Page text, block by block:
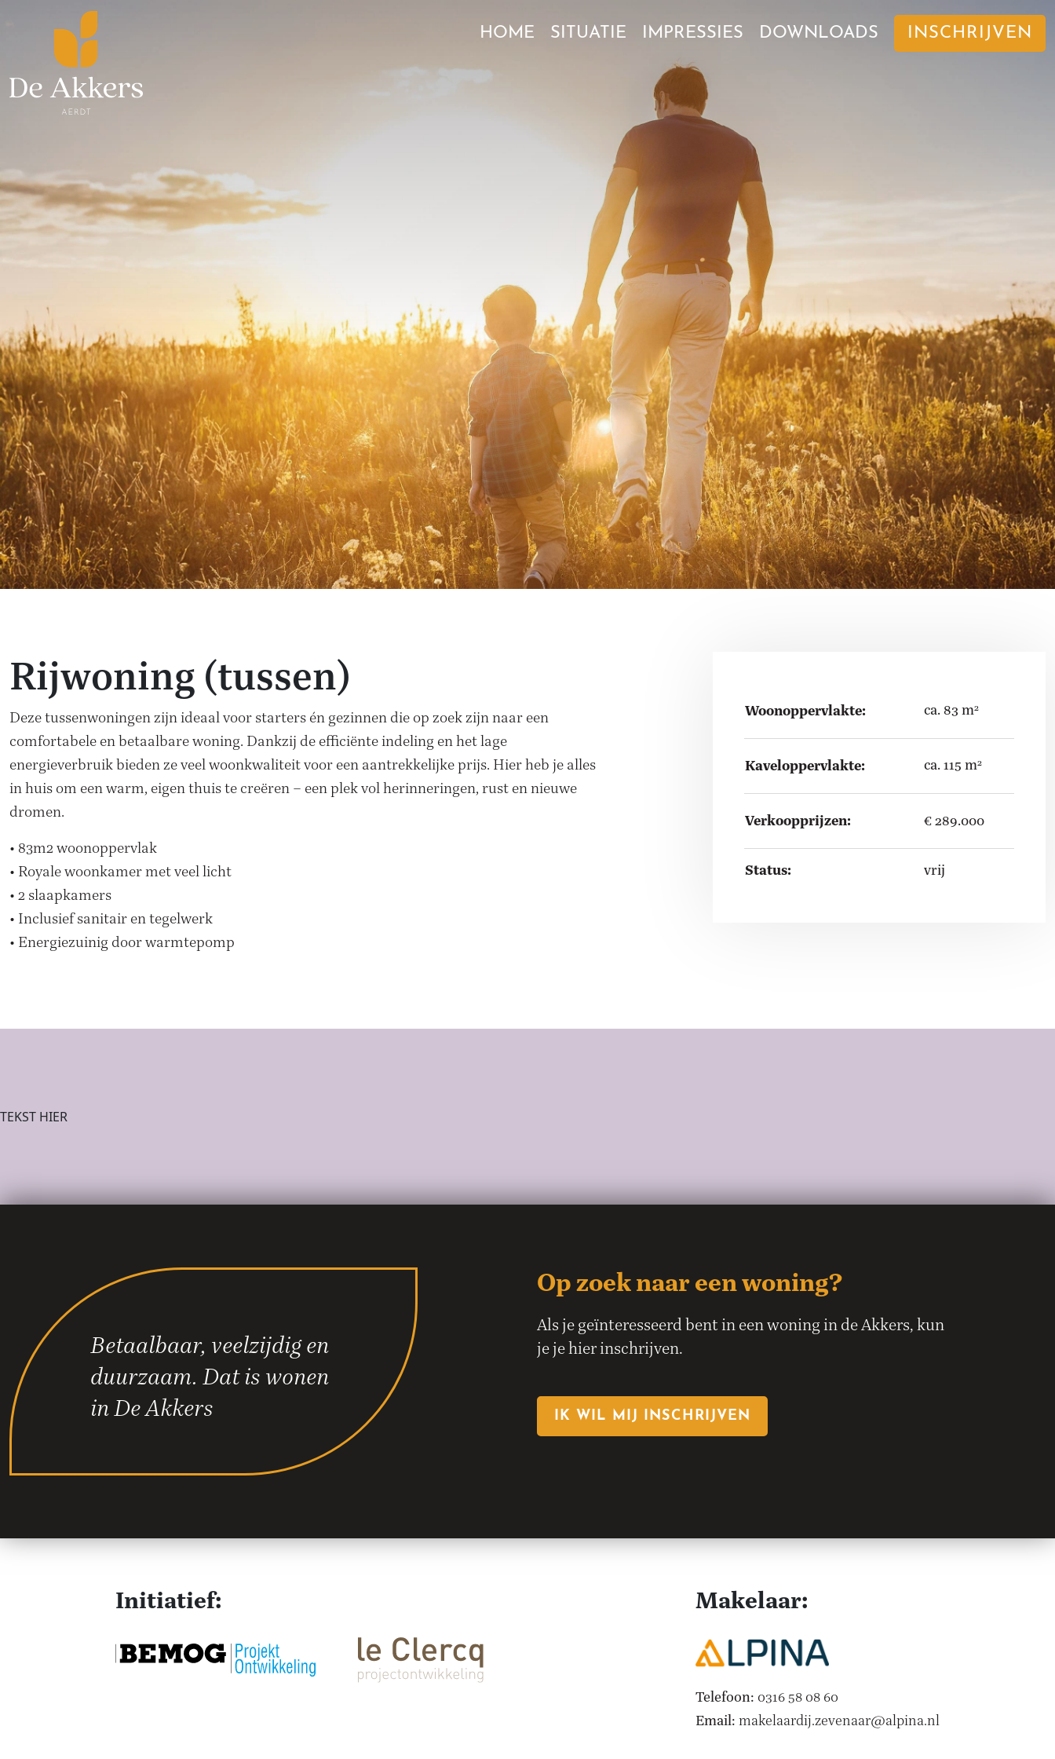
HOME SITUATIE IMPRESSIES DOWNLOADS INSCHRIJVEN
Rijwoning (tussen)
Deze tussenwoningen zijn ideaal voor starters én gezinnen die op zoek zijn naar een
comfortabele en betaalbare woning. Dankzij de efficiënte indeling en het lage
energieverbruik bieden ze veel woonkwaliteit voor een aantrekkelijke prijs. Hier heb je alles
in huis om een warm, eigen thuis te creëren – een plek vol herinneringen, rust en nieuwe
dromen.
• 83m2 woonoppervlak
• Royale woonkamer met veel licht
• 2 slaapkamers
• Inclusief sanitair en tegelwerk
• Energiezuinig door warmtepomp
Woonoppervlakte: ca. 83 m2
Kaveloppervlakte: ca. 115 m2
Verkoopprijzen: € 289.000
Status: vrij
TEKST HIER
Betaalbaar, veelzijdig en
duurzaam. Dat is wonen
in De Akkers
Op zoek naar een woning?
Als je geïnteresseerd bent in een woning in de Akkers, kun
je je hier inschrijven.
IK WIL MIJ INSCHRIJVEN
Initiatief: Makelaar:
Telefoon: 0316 58 08 60
Email: makelaardij.zevenaar@alpina.nl